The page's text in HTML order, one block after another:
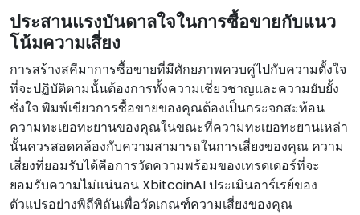
ประสานแรงบันดาลใจในการซื้อขายกับแนว
โน้มความเสี่ยง
การสร้างสคีมาการซื้อขายที่มีศักยภาพควบคู่ไปกับความตั้งใจ
ที่จะปฏิบัติตามนั้นต้องการทั้งความเชี่ยวชาญและความยับยั้ง
ชั่งใจ พิมพ์เขียวการซื้อขายของคุณต้องเป็นกระจกสะท้อน
ความทะเยอทะยานของคุณในขณะที่ความทะเยอทะยานเหล่า
นั้นควรสอดคล้องกับความสามารถในการเสี่ยงของคุณ ความ
เสี่ยงที่ยอมรับได้คือการวัดความพร้อมของเทรดเดอร์ที่จะ
ยอมรับความไม่แน่นอน XbitcoinAI ประเมินอาร์เรย์ของ
ตัวแปรอย่างพิถีพิถันเพื่อวัดเกณฑ์ความเสี่ยงของคุณ